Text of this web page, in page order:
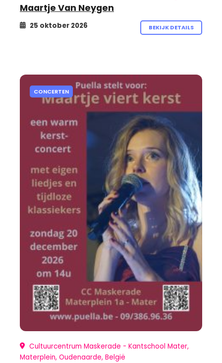
Maartje Van Neygen
25 oktober 2026 BEKIJK DETAILS
CONCERTEN
Cultuurcentrum Maskerade - Kantschool Mater,
Materplein, Oudenaarde, België